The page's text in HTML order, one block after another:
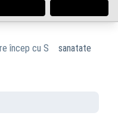
încep cu S sanatate